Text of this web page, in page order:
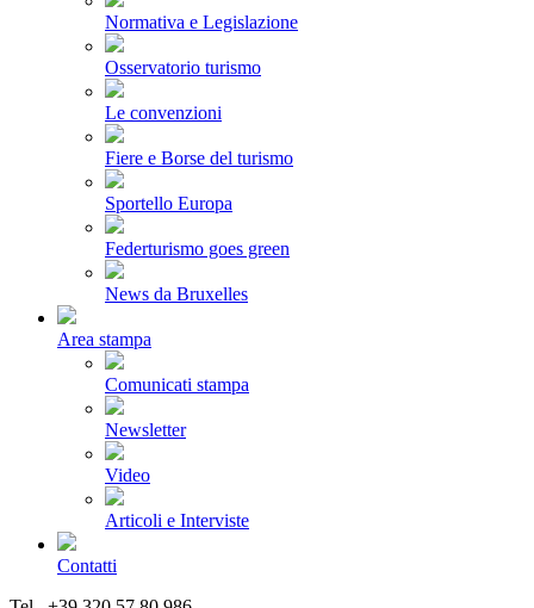
Normativa e Legislazione
Osservatorio turismo
Le convenzioni
Fiere e Borse del turismo
Sportello Europa
Federturismo goes green
News da Bruxelles
Area stampa
Comunicati stampa
Newsletter
Video
Articoli e Interviste
Contatti